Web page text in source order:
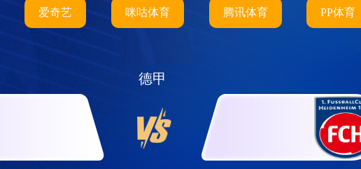
爱奇艺 咪咕体育 腾讯体育 PP体育
德甲